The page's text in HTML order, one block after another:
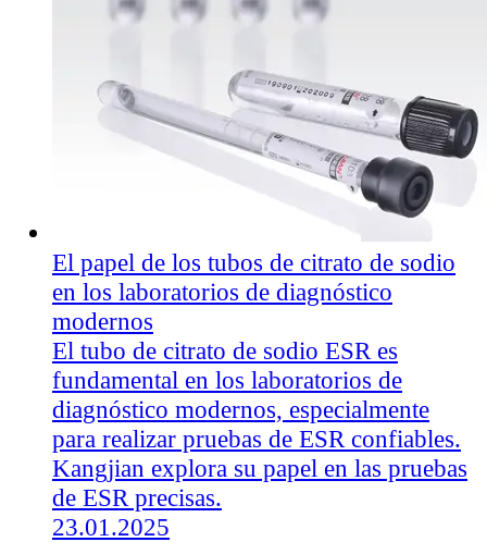
El papel de los tubos de citrato de sodio
en los laboratorios de diagnóstico
modernos
El tubo de citrato de sodio ESR es
fundamental en los laboratorios de
diagnóstico modernos, especialmente
para realizar pruebas de ESR confiables.
Kangjian explora su papel en las pruebas
de ESR precisas.
23.01.2025